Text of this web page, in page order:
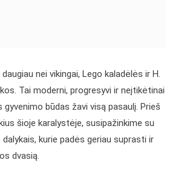
nei vikingai, Lego kaladėlės ir H.
Tai moderni, progresyvi ir neįtikėtinai
gyvenimo būdas žavi visą pasaulį. Prieš
šioje karalystėje, susipažinkime su
dalykais, kurie padės geriau suprasti ir
dvasią.